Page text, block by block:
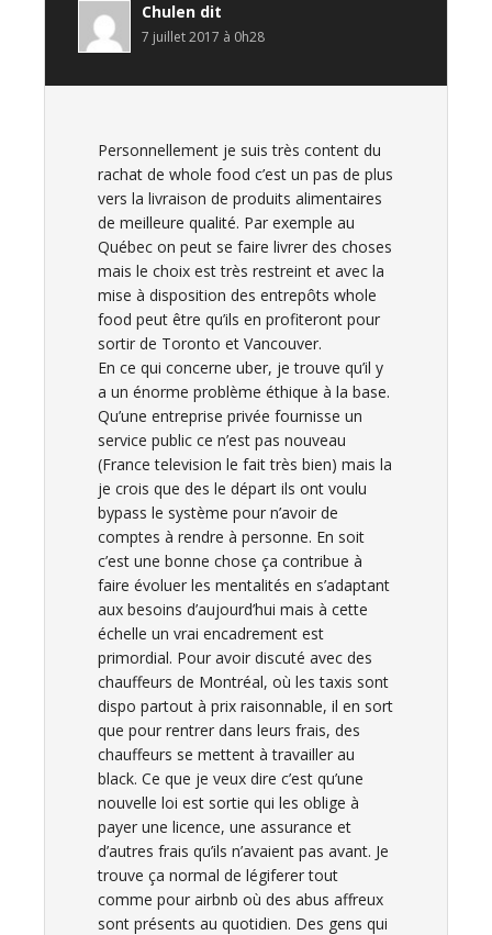
Chulen dit
7 juillet 2017 à 0h28
Personnellement je suis très content du
rachat de whole food c’est un pas de plus
vers la livraison de produits alimentaires
de meilleure qualité. Par exemple au
Québec on peut se faire livrer des choses
mais le choix est très restreint et avec la
mise à disposition des entrepôts whole
food peut être qu’ils en profiteront pour
sortir de Toronto et Vancouver.
En ce qui concerne uber, je trouve qu’il y
a un énorme problème éthique à la base.
Qu’une entreprise privée fournisse un
service public ce n’est pas nouveau
(France television le fait très bien) mais la
je crois que des le départ ils ont voulu
bypass le système pour n’avoir de
comptes à rendre à personne. En soit
c’est une bonne chose ça contribue à
faire évoluer les mentalités en s’adaptant
aux besoins d’aujourd’hui mais à cette
échelle un vrai encadrement est
primordial. Pour avoir discuté avec des
chauffeurs de Montréal, où les taxis sont
dispo partout à prix raisonnable, il en sort
que pour rentrer dans leurs frais, des
chauffeurs se mettent à travailler au
black. Ce que je veux dire c’est qu’une
nouvelle loi est sortie qui les oblige à
payer une licence, une assurance et
d’autres frais qu’ils n’avaient pas avant. Je
trouve ça normal de légiferer tout
comme pour airbnb où des abus affreux
sont présents au quotidien. Des gens qui